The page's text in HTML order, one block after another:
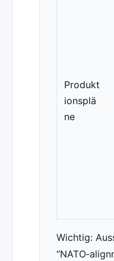
Produkt
ionsplä
ne
Wichtig: